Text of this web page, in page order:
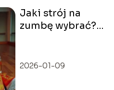
Jaki strój na
zumbę wybrać?
2026-01-09